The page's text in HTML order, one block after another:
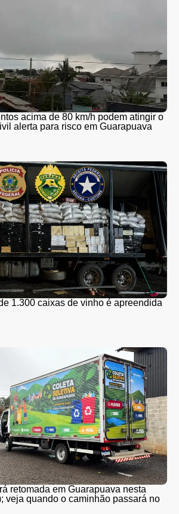
acima de 80 km/h podem atingir o
alerta para risco em Guarapuava
1.300 caixas de vinho é apreendida
retomada em Guarapuava nesta
veja quando o caminhão passará no